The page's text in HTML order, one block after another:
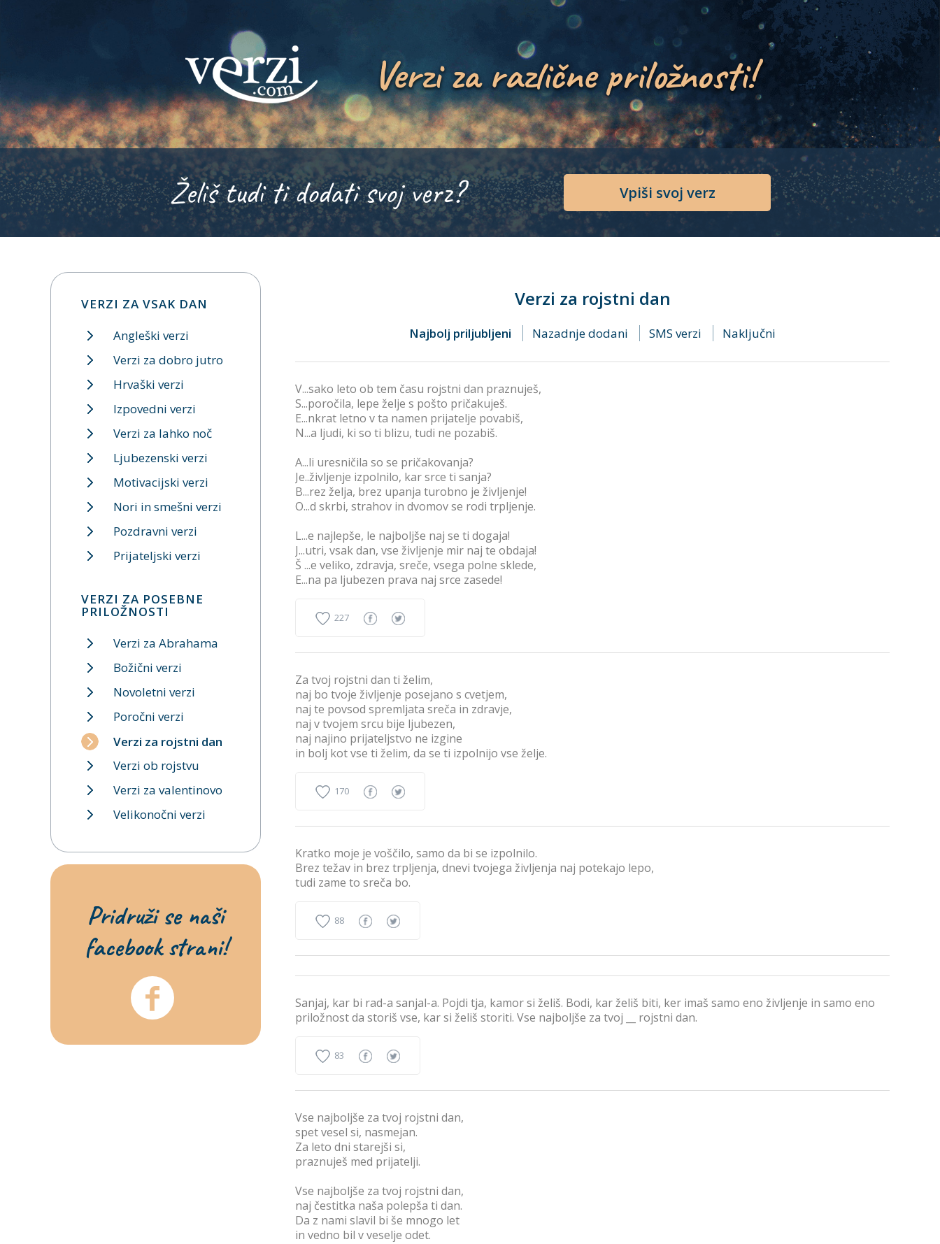
Verzi za različne priložnosti!
Želiš tudi ti dodati svoj verz? Vpiši svoj verz
Verzi za rojstni dan
Najbolj priljubljeni Nazadnje dodani SMS verzi Naključni
V...sako leto ob tem času rojstni dan praznuješ,
S...poročila, lepe želje s pošto pričakuješ.
E...nkrat letno v ta namen prijatelje povabiš,
N...a ljudi, ki so ti blizu, tudi ne pozabiš.
A...li uresničila so se pričakovanja?
Je..življenje izpolnilo, kar srce ti sanja?
B...rez želja, brez upanja turobno je življenje!
O...d skrbi, strahov in dvomov se rodi trpljenje.
L...e najlepše, le najboljše naj se ti dogaja!
J...utri, vsak dan, vse življenje mir naj te obdaja!
Š ...e veliko, zdravja, sreče, vsega polne sklede,
E...na pa ljubezen prava naj srce zasede!
227
Za tvoj rojstni dan ti želim,
naj bo tvoje življenje posejano s cvetjem,
naj te povsod spremljata sreča in zdravje,
naj v tvojem srcu bije ljubezen,
naj najino prijateljstvo ne izgine
in bolj kot vse ti želim, da se ti izpolnijo vse želje.
170
Kratko moje je voščilo, samo da bi se izpolnilo.
Brez težav in brez trpljenja, dnevi tvojega življenja naj potekajo lepo,
tudi zame to sreča bo.
88
Sanjaj, kar bi rad-a sanjal-a. Pojdi tja, kamor si želiš. Bodi, kar želiš biti, ker imaš samo eno življenje in samo eno
priložnost da storiš vse, kar si želiš storiti. Vse najboljše za tvoj __ rojstni dan.
83
Vse najboljše za tvoj rojstni dan,
spet vesel si, nasmejan.
Za leto dni starejši si,
praznuješ med prijatelji.
Vse najboljše za tvoj rojstni dan,
naj čestitka naša polepša ti dan.
Da z nami slavil bi še mnogo let
in vedno bil v veselje odet.
VERZI ZA VSAK DAN
Angleški verzi
Verzi za dobro jutro
Hrvaški verzi
Izpovedni verzi
Verzi za lahko noč
Ljubezenski verzi
Motivacijski verzi
Nori in smešni verzi
Pozdravni verzi
Prijateljski verzi
VERZI ZA POSEBNE
PRILOŽNOSTI
Verzi za Abrahama
Božični verzi
Novoletni verzi
Poročni verzi
Verzi za rojstni dan
Verzi ob rojstvu
Verzi za valentinovo
Velikonočni verzi
Pridruži se naši
facebook strani!